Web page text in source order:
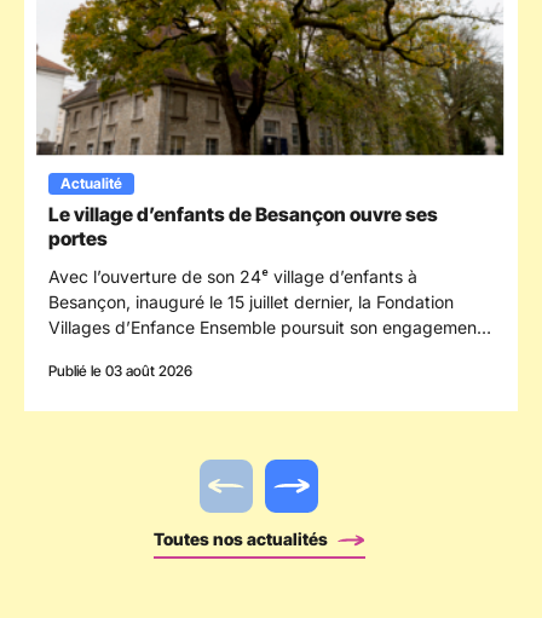
Actualité
Le village d’enfants de Besançon ouvre ses
portes
Avec l’ouverture de son 24ᵉ village d’enfants à
Besançon, inauguré le 15 juillet dernier, la Fondation
Villages d’Enfance Ensemble poursuit son engagement
l’enfance en s’implantant dans le département du
Publié le 03 août 2026
Actualité précédente
Actualité suivante
Toutes nos actualités